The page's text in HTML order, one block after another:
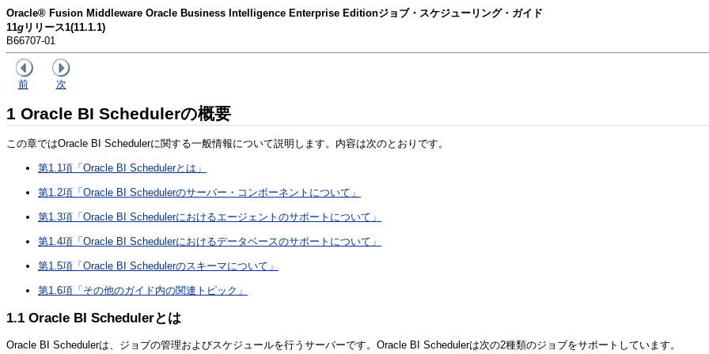
Oracle® Fusion Middleware Oracle Business Intelligence Enterprise Editionジョブ・スケジューリング・ガイド
11g リリース1(11.1.1)
B66707-01
前 次
1 Oracle BI Schedulerの概要
この章ではOracle BI Schedulerに関する一般情報について説明します。内容は次のとおりです。
第1.1項「Oracle BI Schedulerとは」
第1.2項「Oracle BI Schedulerのサーバー・コンポーネントについて」
第1.3項「Oracle BI Schedulerにおけるエージェントのサポートについて」
第1.4項「Oracle BI Schedulerにおけるデータベースのサポートについて」
第1.5項「Oracle BI Schedulerのスキーマについて」
第1.6項「その他のガイド内の関連トピック」
1.1 Oracle BI Schedulerとは
Oracle BI Schedulerは、ジョブの管理およびスケジュールを行う サーバーです。Oracle BI Schedulerは次の2種類のジョブをサポートしています。